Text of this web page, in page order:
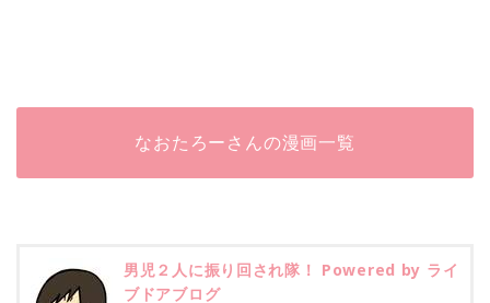
なおたろーさんの漫画一覧
男児２人に振り回され隊！ Powered by ライ
ブドアブログ